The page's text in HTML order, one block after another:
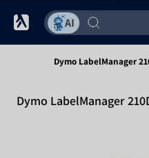
Dymo LabelManager